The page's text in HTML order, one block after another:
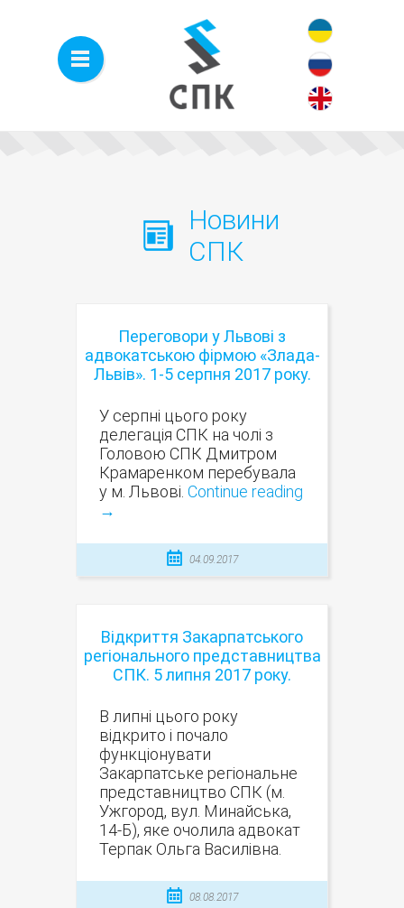
Новини
СПК
Переговори у Львові з
адвокатською фірмою «Злада-
Львів». 1-5 серпня 2017 року.
У серпні цього року
делегація СПК на чолі з
Головою СПК Дмитром
Крамаренком перебувала
у м. Львові. Continue reading
→
04.09.2017
Відкриття Закарпатського
регіонального представництва
СПК. 5 липня 2017 року.
В липні цього року
відкрито і почало
функціонувати
Закарпатське регіональне
представництво СПК (м.
Ужгород, вул. Минайська,
14-Б), яке очолила адвокат
Терпак Ольга Василівна.
08.08.2017